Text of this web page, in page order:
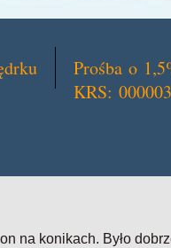
Prośba o
KRS:
na konikach. Było